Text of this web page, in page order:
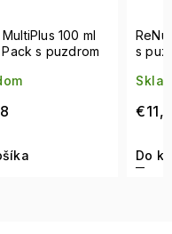
100 ml
s puzdrom
s
Do